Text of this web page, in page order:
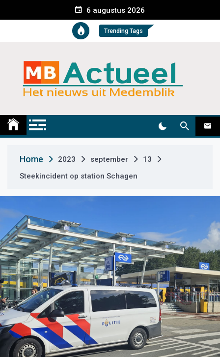
e
t
6 augustus 2026
Trending Tags
Medemblik Actueel
Home 2023 september
13
Steekincident op station Schagen